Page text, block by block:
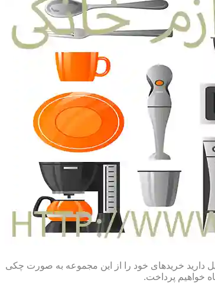
دارید خریدهای خود را از این مجموعه به صورت چکی
خواهیم پرداخت.